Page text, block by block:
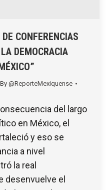
CONFERENCIAS
DEMOCRACIA
By @ReporteMexiquense
del largo
en México, el
y eso se
a nivel
la real
desenvuelve el